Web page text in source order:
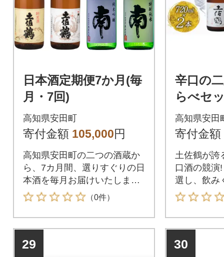
日本酒定期便7か月(毎
月・7回)
高知県安田町
寄付金額 105,000円
高知県安田町の二つの酒蔵か
ら、7カ月間、選りすぐりの日
本酒を毎月お届けいたしま
す。
（0件）
辛口の
らべセ
本
高知県安田
寄付金額
土佐鶴が誇
口酒の競演
選し、飲み
ました。
29 30